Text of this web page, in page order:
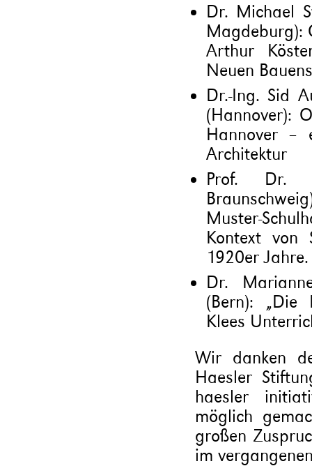
Dr. Michael
Magdeburg):
Arthur
Neuen
Dr.-Ing. Sid
(Hannover):
Hannover –
Architektur
Prof. Dr.
Muster-
Kontext von
1920er Jahre.
Dr.
(Bern): „Die
Klees
Wir danken
Haesler
haesler
möglich
großen
im